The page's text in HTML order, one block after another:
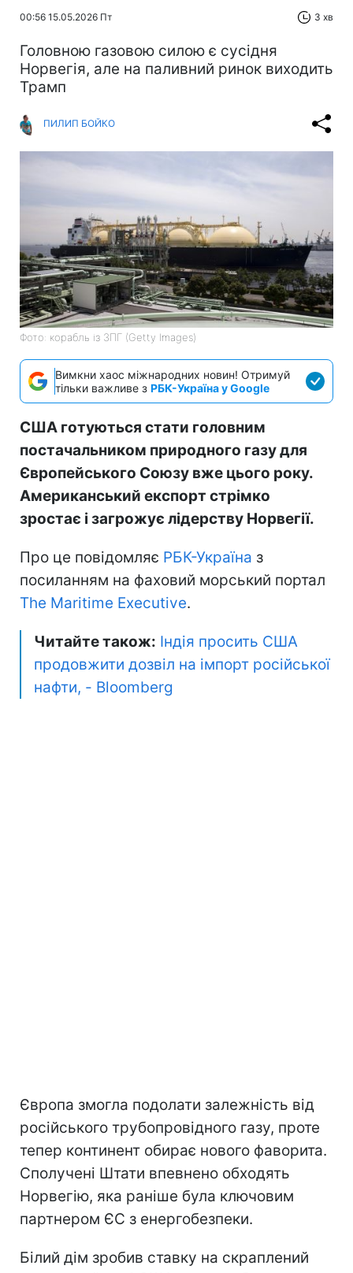
00:56 15.05.2026 Пт 3 хв
Головною газовою силою є сусідня
Норвегія, але на паливний ринок виходить
Трамп
ПИЛИП БОЙКО
Фото: корабль із ЗПГ (Getty Images)
Вимкни хаос міжнародних новин! Отримуй
тільки важливе з РБК-Україна у Google
США готуються стати головним
постачальником природного газу для
Європейського Союзу вже цього року.
Американський експорт стрімко
зростає і загрожує лідерству Норвегії.
Про це повідомляє РБК-Україна з
посиланням на фаховий морський портал
The Maritime Executive.
Читайте також: Індія просить США
продовжити дозвіл на імпорт російської
нафти, - Bloomberg
Європа змогла подолати залежність від
російського трубопровідного газу, проте
тепер континент обирає нового фаворита.
Сполучені Штати впевнено обходять
Норвегію, яка раніше була ключовим
партнером ЄС з енергобезпеки.
Білий дім зробив ставку на скраплений